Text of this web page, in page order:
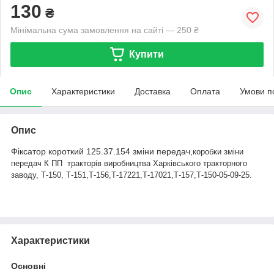
130 ₴
Мінімальна сума замовлення на сайті — 250 ₴
Купити
Опис Характеристики Доставка Оплата Умови
Опис
Фіксатор короткий 125.37.154 зміни передач, коробки зміни
передач К ПП тракторів виробництва Харківського тракторного
заводу, Т-150, Т-151,Т-156,Т-17221,Т-17021,Т-157,Т-150-05-09-25.
Характеристики
Основні